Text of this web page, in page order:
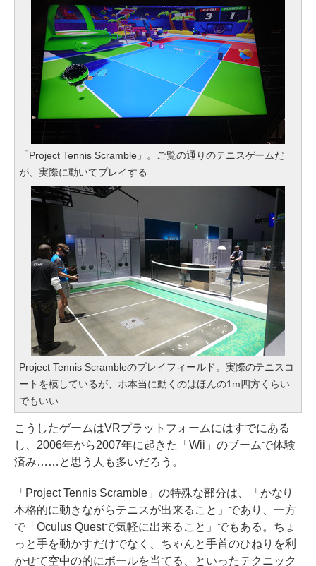
「Project Tennis Scramble」。ご覧の通りのテニスゲームだ
が、実際に動いてプレイする
Project Tennis Scrambleのプレイフィールド。実際のテニスコ
ートを模しているが、ホ本当に動くのはほんの1m四方くらい
でもいい
こうしたゲームはVRプラットフォームにはすでにある
し、2006年から2007年に起きた「Wii」のブームで体験
済み……と思う人も多いだろう。
「Project Tennis Scramble」の特殊な部分は、「かなり
本格的に動きながらテニスが出来ること」であり、一方
で「Oculus Questで気軽に出来ること」でもある。ちょ
っと手を動かすだけでなく、ちゃんと手首のひねりを利
かせて空中の的にボールを当てる、といったテクニック